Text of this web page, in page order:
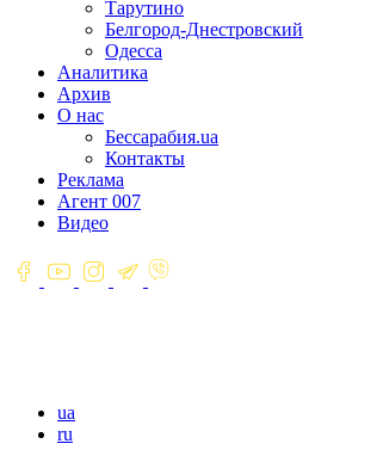
Тарутино
Белгород-Днестровский
Одесса
Аналитика
Архив
О нас
Бессарабия.ua
Контакты
Реклама
Агент 007
Видео
ua
ru